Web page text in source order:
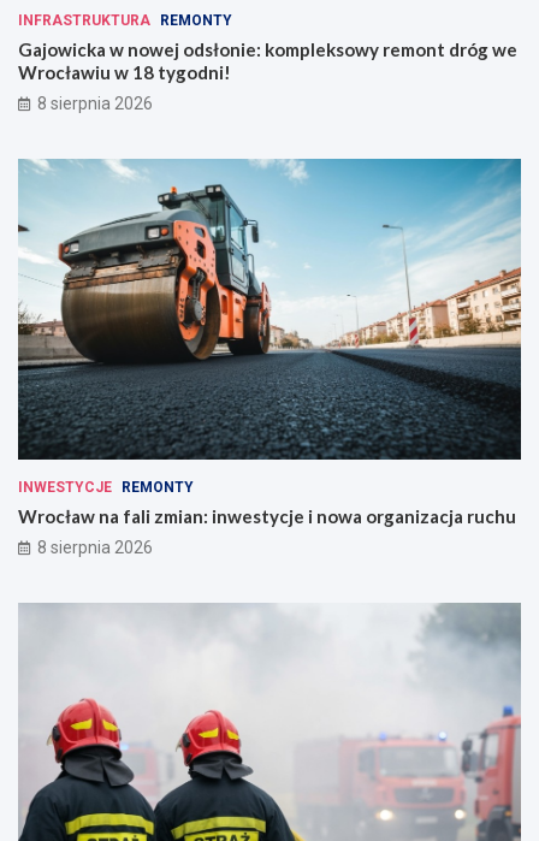
INFRASTRUKTURA REMONTY
Gajowicka w nowej odsłonie: kompleksowy remont dróg we
Wrocławiu w 18 tygodni!
8 sierpnia 2026
INWESTYCJE REMONTY
Wrocław na fali zmian: inwestycje i nowa organizacja ruchu
8 sierpnia 2026